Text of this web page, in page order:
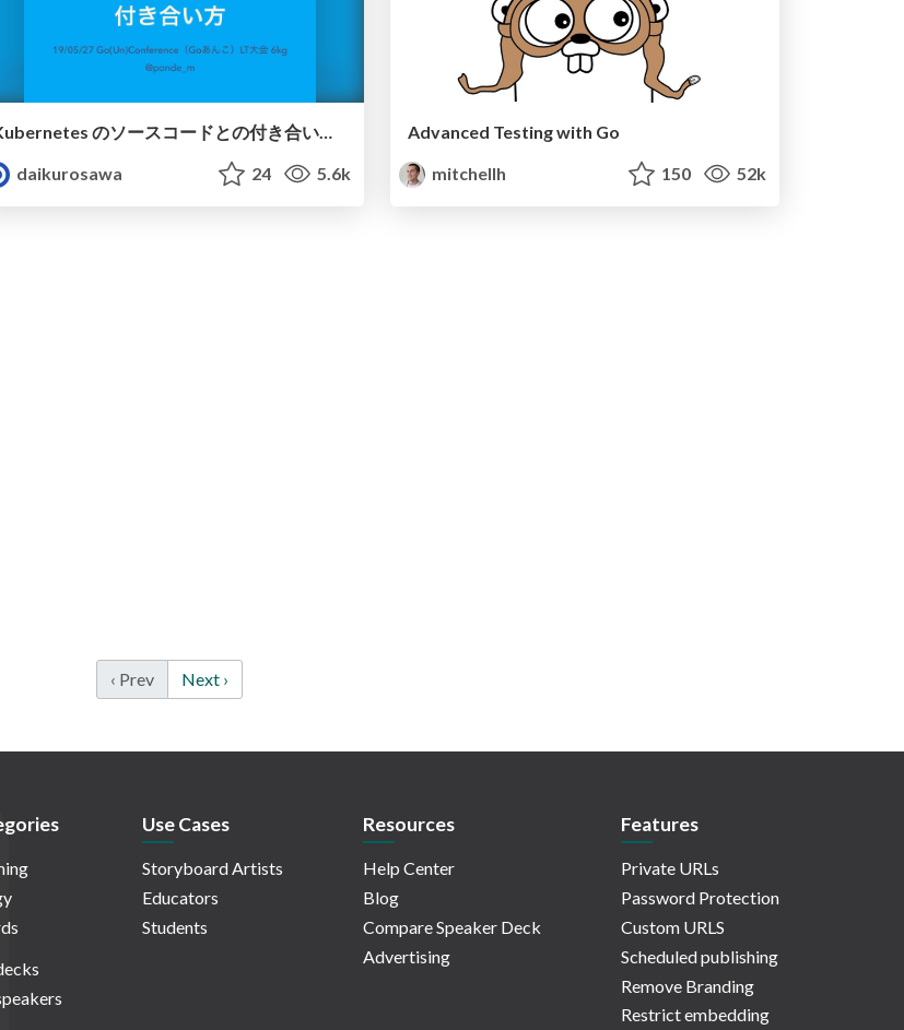
Kubernetes のソースコードとの付き合い方 #gounco / Kubernetes source code reading
daikurosawa
24 5.6k
Advanced Testing with Go
mitchellh
150 52k
‹ Prev Next ›
Use Cases
Storyboard Artists
Educators
Students
Resources
Help Center
Blog
Compare Speaker Deck
Advertising
Features
Private URLs
Password Protection
Custom URLS
Scheduled publishing
Remove Branding
Restrict embedding